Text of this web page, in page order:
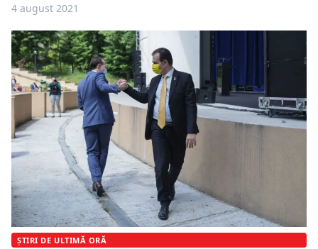
4 august 2021
ȘTIRI DE ULTIMĂ ORĂ